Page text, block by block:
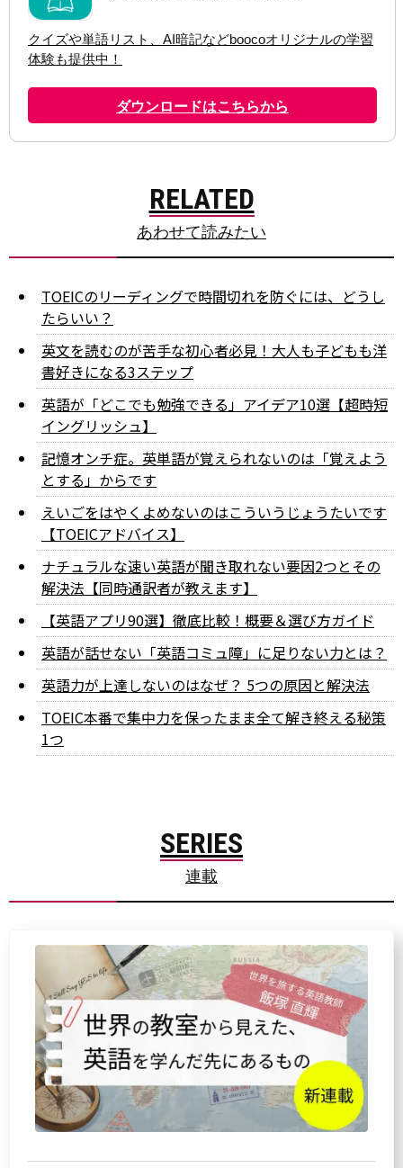
RELATED
あわせて読みたい
TOEICのリーディングで時間切れを防ぐには、どうし
たらいい？
英文を読むのが苦手な初心者必見！大人も子どもも洋
書好きになる3ステップ
英語が「どこでも勉強できる」アイデア10選【超時短
イングリッシュ】
記憶オンチ症。英単語が覚えられないのは「覚えよう
とする」からです
えいごをはやくよめないのはこういうじょうたいです
【TOEICアドバイス】
ナチュラルな速い英語が聞き取れない要因2つとその
解決法【同時通訳者が教えます】
【英語アプリ90選】徹底比較！概要＆選び方ガイド
英語が話せない「英語コミュ障」に足りない力とは？
英語力が上達しないのはなぜ？ 5つの原因と解決法
TOEIC本番で集中力を保ったまま全て解き終える秘策
1つ
SERIES
連載